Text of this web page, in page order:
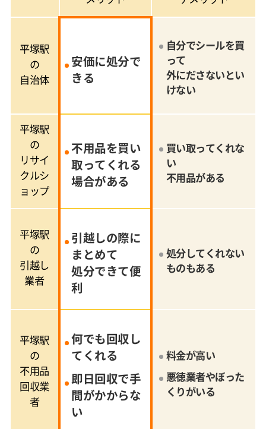
平塚駅
の
自治体
安価に処分で
きる
自分でシールを買
って
外にださないとい
けない
平塚駅
の
リサイ
クルシ
ョップ
不用品を買い
取ってくれる
場合がある
買い取ってくれな
い
不用品がある
平塚駅
の
引越し
業者
引越しの際に
まとめて
処分できて便
利
処分してくれない
ものもある
平塚駅
の
不用品
回収業
者
何でも回収し
てくれる
即日回収で手
間がかからな
い
料金が高い
悪徳業者やぼった
くりがいる